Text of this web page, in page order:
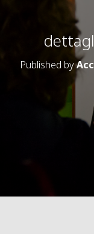
Published by